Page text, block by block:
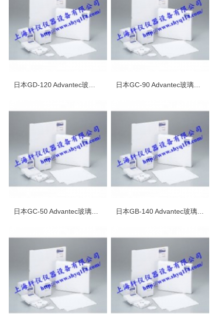
日本GD-120 Advantec玻璃纤维滤纸 日本GC-90 Advantec玻璃纤维滤纸
日本GC-50 Advantec玻璃纤维滤纸